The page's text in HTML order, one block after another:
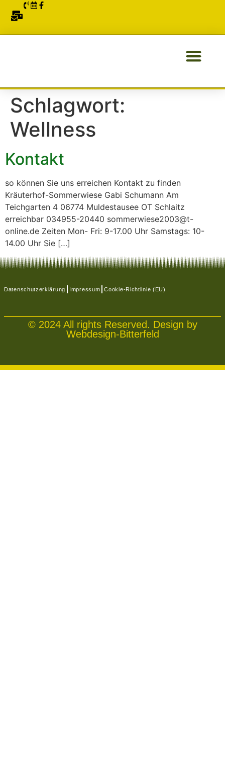
Schlagwort:
Wellness
Kontakt
so können Sie uns erreichen Kontakt zu finden
Kräuterhof-Sommerwiese Gabi Schumann Am
Teichgarten 4 06774 Muldestausee OT Schlaitz
erreichbar 034955-20440 sommerwiese2003@t-
online.de Zeiten Mon- Fri: 9-17.00 Uhr Samstags: 10-
14.00 Uhr Sie […]
Datenschutzerklärung Impressum Cookie-Richtlinie (EU)
© 2024 All rights Reserved. Design by
Webdesign-Bitterfeld